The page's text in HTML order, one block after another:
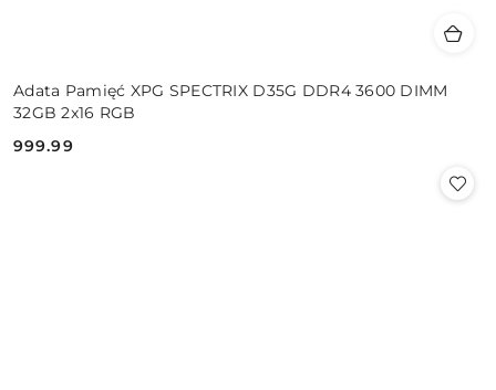
Adata Pamięć XPG SPECTRIX D35G DDR4 3600 DIMM
32GB 2x16 RGB
Cena:
999.99